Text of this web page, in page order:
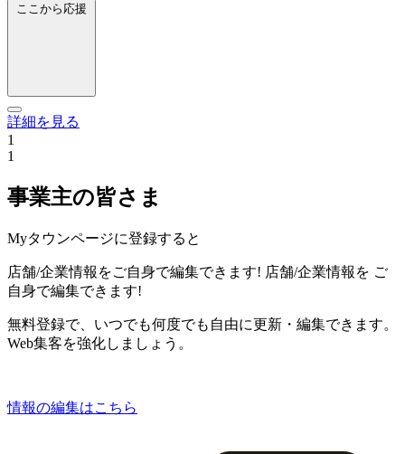
ここから応援
詳細を見る
1
1
事業主の皆さま
Myタウンページに登録すると
店舗/企業情報をご自身で編集できます! 店舗/企業情報を ご
自身で編集できます!
無料登録で、いつでも何度でも自由に更新・編集できます。
Web集客を強化しましょう。
情報の編集はこちら